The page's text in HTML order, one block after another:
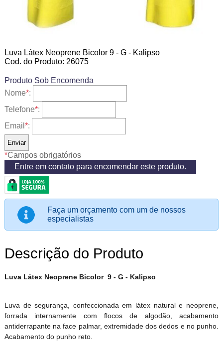
Luva Látex Neoprene Bicolor 9 - G - Kalipso
Cod. do Produto: 26075
Produto Sob Encomenda
Nome*:
Telefone*:
Email *:
*Campos obrigatórios
Entre em contato para encomendar este produto.
Faça um orçamento com um de nossos
especialistas
Descrição do Produto
Luva Látex Neoprene Bicolor 9 - G - Kalipso
Luva de segurança, confeccionada em látex natural e neoprene,
forrada internamente com flocos de algodão, acabamento
antiderrapante na face palmar, extremidade dos dedos e no punho.
Acabamento do punho reto.